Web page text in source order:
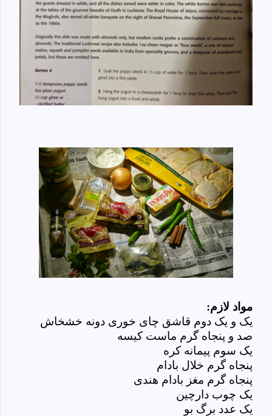
مواد لازم:
یک و یک دوم قاشق چای خوری دونه خشخاش
صد و پنجاه گرم ماست کیسه
یک سوم پیمانه کره
پنجاه گرم خلال بادام
پنجاه گرم مغز بادام هندی
یک چوب دارچین
یک عدد برگ بو